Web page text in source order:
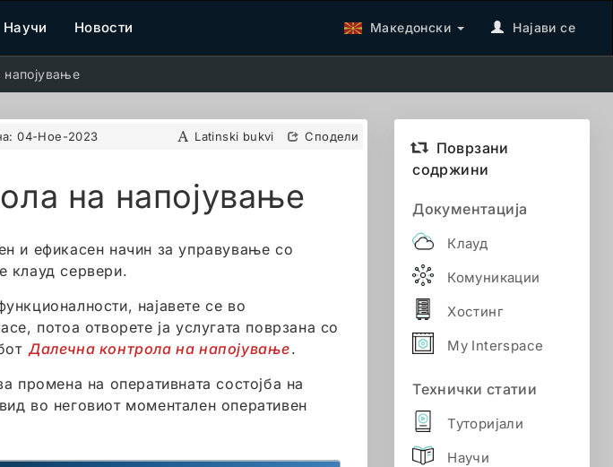
Научи Новости Македонски Најави се
04-Ное-2023 Latinski bukvi Сподели
на напојување
и ефикасен начин за управување со
клауд сервери.
најавете се во
потоа отворете ја услугата поврзана со
Далечна контрола на напојување.
промена на оперативната состојба на
во неговиот моментален оперативен
Поврзани
содржини
Документација
Клауд
Комуникации
Хостинг
My Interspace
Технички статии
Туторијали
Научи